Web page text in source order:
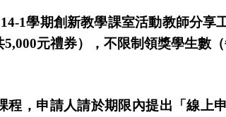
1學期創新教學課室活動教師分享
5,000元禮券），不限制領獎學生數
程，申請人請於期限內提出「線上